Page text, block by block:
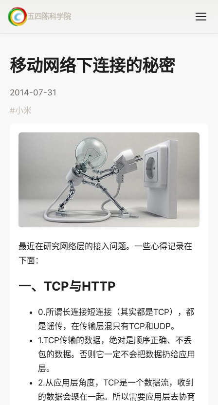
五四陈科学院
移动网络下连接的秘密
2014-07-31
#小米
最近在研究网络层的接入问题。一些心得记录在
下面：
一、TCP与HTTP
0.所谓长连接短连接（其实都是TCP），都
是谣传，在传输层混只有TCP和UDP。
1.TCP传输的数据，绝对是顺序正确、不丢
包的数据。否则它一定不会把数据扔给应用
层。
2.从应用层角度，TCP是一个数据流，收到
的数据会聚在一起。所以需要应用层去协商